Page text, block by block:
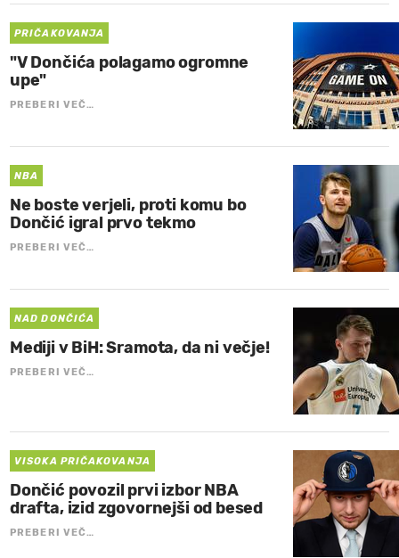
PRIČAKOVANJA
"V Dončića polagamo ogromne
upe"
PREBERI VEČ…
NBA
Ne boste verjeli, proti komu bo
Dončić igral prvo tekmo
PREBERI VEČ…
NAD DONČIĆA
Mediji v BiH: Sramota, da ni večje!
PREBERI VEČ…
VISOKA PRIČAKOVANJA
Dončić povozil prvi izbor NBA
drafta, izid zgovornejši od besed
PREBERI VEČ…